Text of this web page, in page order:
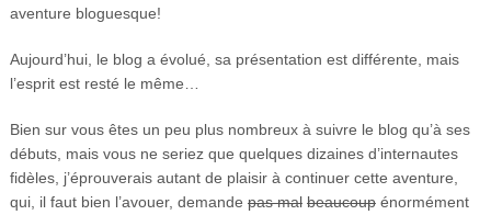
aventure bloguesque!
Aujourd’hui, le blog a évolué, sa présentation est différente, mais
l’esprit est resté le même…
Bien sur vous êtes un peu plus nombreux à suivre le blog qu’à ses
débuts, mais vous ne seriez que quelques dizaines d’internautes
fidèles, j’éprouverais autant de plaisir à continuer cette aventure,
qui, il faut bien l’avouer, demande pas mal beaucoupénormément